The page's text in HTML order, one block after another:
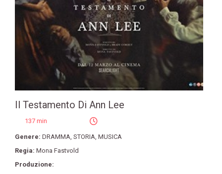
Il Testamento Di Ann Lee
137 min
Genere: DRAMMA, STORIA, MUSICA
Regia: Mona Fastvold
Produzione: